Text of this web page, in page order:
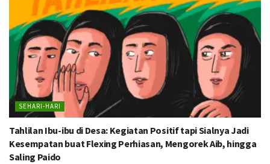
SEHARI-HARI
Tahlilan Ibu-ibu di Desa: Kegiatan Positif tapi Sialnya Jadi
Kesempatan buat Flexing Perhiasan, Mengorek Aib, hingga
Saling Paido